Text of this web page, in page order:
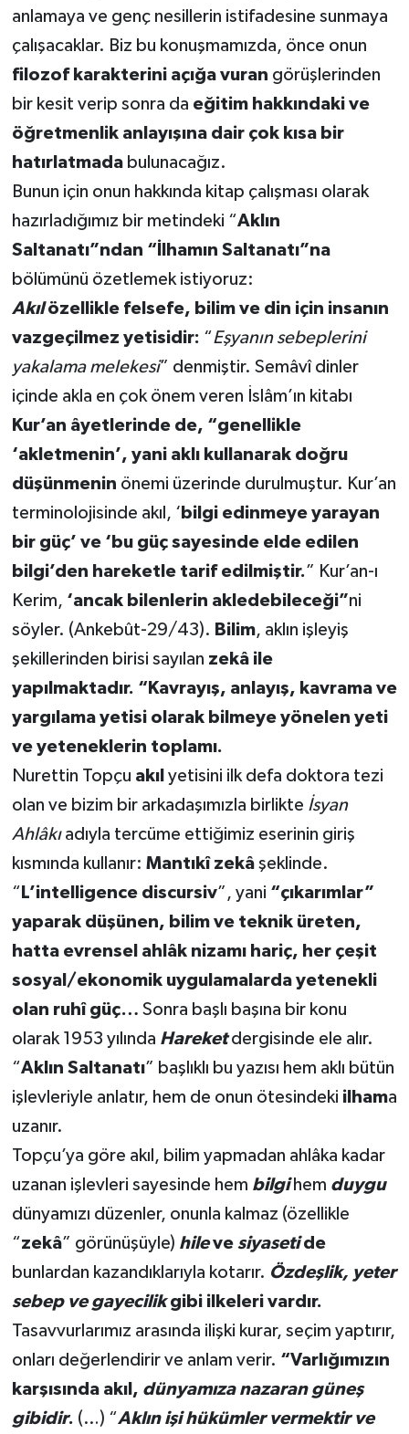
anlamaya ve genç nesillerin istifadesine sunmaya
çalışacaklar. Biz bu konuşmamızda, önce onun
filozof karakterini açığa vuran görüşlerinden
bir kesit verip sonra da eğitim hakkındaki ve
öğretmenlik anlayışına dair çok kısa bir
hatırlatmadabulunacağız.
Bunun için onun hakkında kitap çalışması olarak
hazırladığımız bir metindeki “Aklın
Saltanatı”ndan “İlhamın Saltanatı”na
bölümünü özetlemek istiyoruz:
Akılözellikle felsefe, bilim ve din için insanın
vazgeçilmez yetisidir: “Eşyanın sebeplerini
yakalama melekesi” denmiştir. Semâvî dinler
içinde akla en çok önem veren İslâm’ın kitabı
Kur’an âyetlerinde de, “genellikle
‘akletmenin’, yani aklı kullanarak doğru
düşünmenin önemi üzerinde durulmuştur. Kur’an
terminolojisinde akıl, ‘ bilgi edinmeye yarayan
bir güç’ ve ‘bu güç sayesinde elde edilen
bilgi’den hareketle tarif edilmiştir.” Kur’an-ı
Kerim, ‘ancak bilenlerin akledebileceği”ni
söyler. (Ankebût-29/43). Bilim, aklın işleyiş
şekillerinden birisi sayılan zekâ ile
yapılmaktadır. “Kavrayış, anlayış, kavrama ve
yargılama yetisi olarak bilmeye yönelen yeti
ve yeteneklerin toplamı.
Nurettin Topçu akıl yetisini ilk defa doktora tezi
olan ve bizim bir arkadaşımızla birlikte İsyan
Ahlâkıadıyla tercüme ettiğimiz eserinin giriş
kısmında kullanır: Mantıkî zekâşeklinde.
“ L’intelligence discursiv”, yani “çıkarımlar”
yaparak düşünen, bilim ve teknik üreten,
hatta evrensel ahlâk nizamı hariç, her çeşit
sosyal/ekonomik uygulamalarda yetenekli
olan ruhî güç… Sonra başlı başına bir konu
olarak 1953 yılında Hareket dergisinde ele alır.
“Aklın Saltanatı” başlıklı bu yazısı hem aklı bütün
işlevleriyle anlatır, hem de onun ötesindeki ilhama
uzanır.
Topçu’ya göre akıl, bilim yapmadan ahlâka kadar
uzanan işlevleri sayesinde hem bilgi hem duygu
dünyamızı düzenler, onunla kalmaz (özellikle
“zekâ” görünüşüyle) hileve siyasetide
bunlardan kazandıklarıyla kotarır. Özdeşlik, yeter
sebep ve gayecilikgibi ilkeleri vardır.
Tasavvurlarımız arasında ilişki kurar, seçim yaptırır,
onları değerlendirir ve anlam verir. “Varlığımızın
karşısında akıl, dünyamıza nazaran güneş
gibidir. (…) “Aklın işi hükümler vermektir ve